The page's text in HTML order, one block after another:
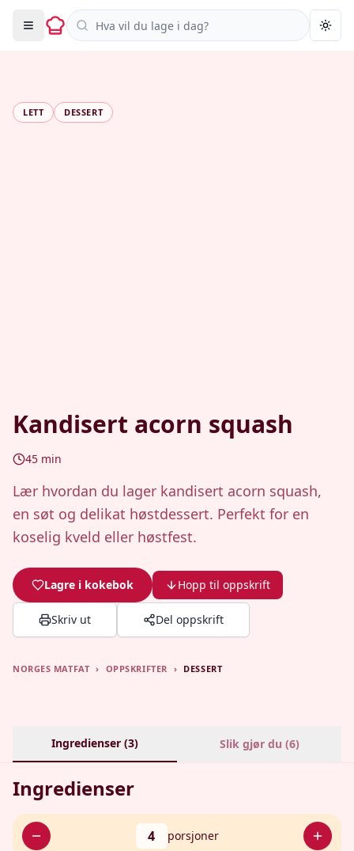
Søk i oppskrifter
LETT DESSERT
Kandisert acorn squash
45 min
Lær hvordan du lager kandisert acorn squash,
en søt og delikat høstdessert. Perfekt for en
koselig kveld eller høstfest.
Lagre i kokebok Hopp til oppskrift
Skriv ut Del oppskrift
NORGES MATFAT › OPPSKRIFTER › DESSERT
Ingredienser (3) Slik gjør du (6)
Ingredienser
4 porsjoner